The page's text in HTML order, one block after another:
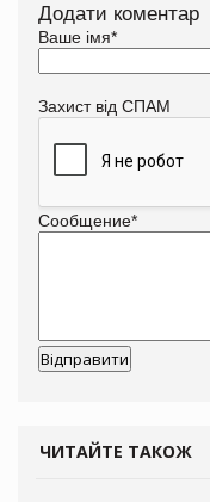
Додати коментар
Ваше імя*
Захист від СПАМ
Сообщение*
ЧИТАЙТЕ ТАКОЖ